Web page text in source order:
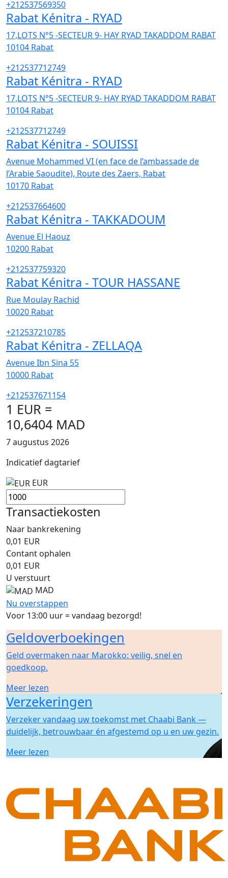
+212537569350
Rabat Kénitra - RYAD
17,LOTS N°5 -SECTEUR 9- HAY RYAD TAKADDOM RABAT
10104 Rabat
+212537712749
Rabat Kénitra - RYAD
17,LOTS N°5 -SECTEUR 9- HAY RYAD TAKADDOM RABAT
10104 Rabat
+212537712749
Rabat Kénitra - SOUISSI
Avenue Mohammed VI (en face de l’ambassade de
l’Arabie Saoudite), Route des Zaers, Rabat
10170 Rabat
+212537664600
Rabat Kénitra - TAKKADOUM
Avenue El Haouz
10200 Rabat
+212537759320
Rabat Kénitra - TOUR HASSANE
Rue Moulay Rachid
10020 Rabat
+212537210785
Rabat Kénitra - ZELLAQA
Avenue Ibn Sina 55
10000 Rabat
+212537671154
1 EUR =
10,6404 MAD
7 augustus 2026
Indicatief dagtarief
EUR
Transactiekosten
Naar bankrekening
0,01 EUR
Contant ophalen
0,01 EUR
U verstuurt
MAD
Nu overstappen
Voor 13:00 uur = vandaag bezorgd!
Geldoverboekingen
Geld overmaken naar Marokko: veilig, snel en
goedkoop.
Meer lezen
Verzekeringen
Verzeker vandaag uw toekomst met Chaabi Bank —
duidelijk, betrouwbaar én afgestemd op u en uw gezin.
Meer lezen